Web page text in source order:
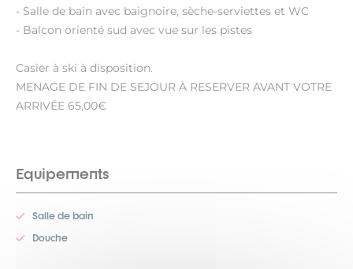
- Salle de bain avec baignoire, sèche-serviettes et WC
- Balcon orienté sud avec vue sur les pistes
Casier à ski à disposition.
MENAGE DE FIN DE SEJOUR À RESERVER AVANT VOTRE
ARRIVÉE 65,00€
Equipements
Salle de bain
Douche